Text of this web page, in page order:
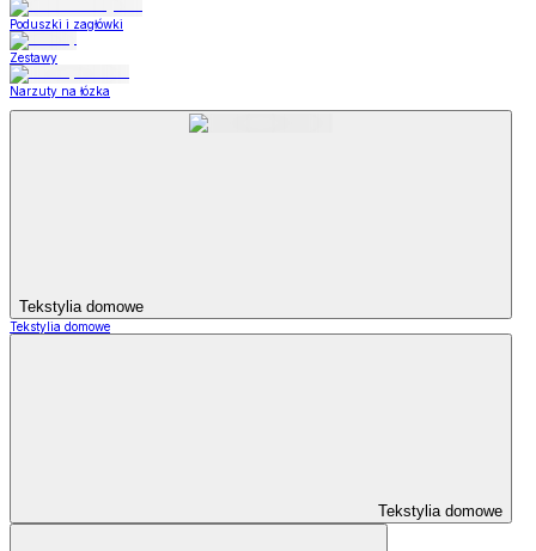
Poduszki i zagłówki
Zestawy
Narzuty na łózka
Tekstylia domowe
Tekstylia domowe
Tekstylia domowe